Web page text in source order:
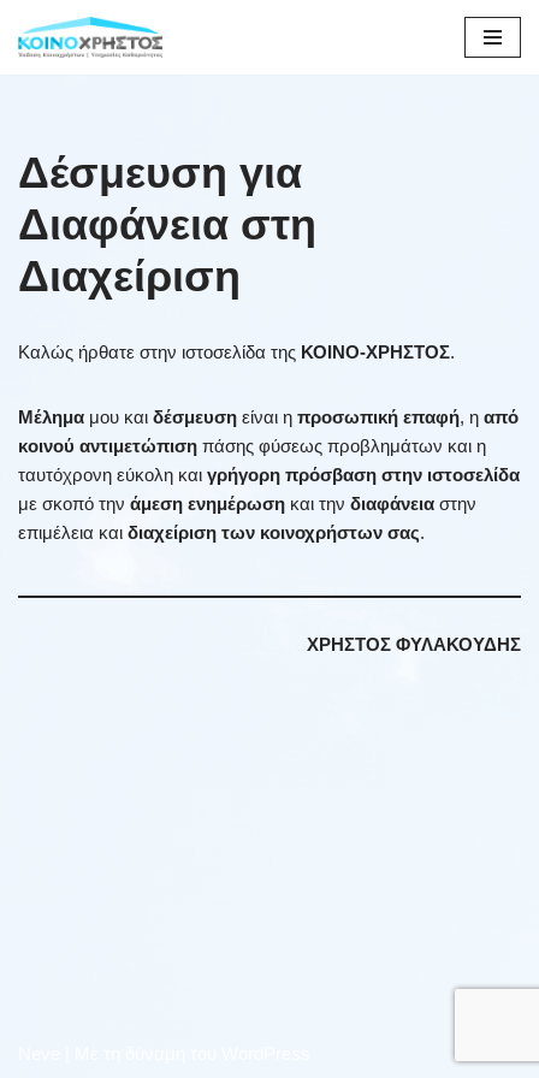
Μεταπηδήστε
Δέσμευση για
Διαφάνεια στη
Διαχείριση
Καλώς ήρθατε στην ιστοσελίδα της ΚΟΙΝΟ-ΧΡΗΣΤΟΣ.
Μέλημα μου και δέσμευση είναι η προσωπική επαφή, η από
κοινού αντιμετώπιση πάσης φύσεως προβλημάτων και η
ταυτόχρονη εύκολη και γρήγορη πρόσβαση στην ιστοσελίδα
με σκοπό την άμεση ενημέρωση και την διαφάνεια στην
επιμέλεια και διαχείριση των κοινοχρήστων σας.
ΧΡΗΣΤΟΣ ΦΥΛΑΚΟΥΔΗΣ